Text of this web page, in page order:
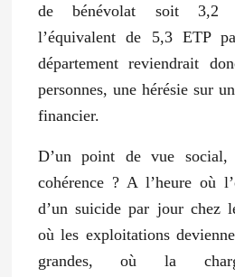
de bénévolat soit 3,2
l’équivalent de 5,3 ETP
département reviendrait
personnes, une hérésie sur
financier.
D’un point de vue social,
cohérence ? A l’heure où
d’un suicide par jour chez
où les exploitations
grandes, où la